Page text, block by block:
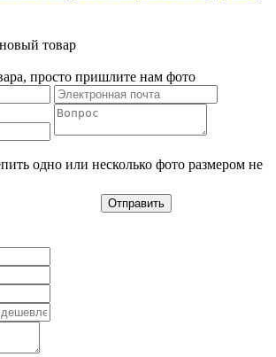
товар
просто пришлите нам фото
одно или несколько фото размером не
Отправить